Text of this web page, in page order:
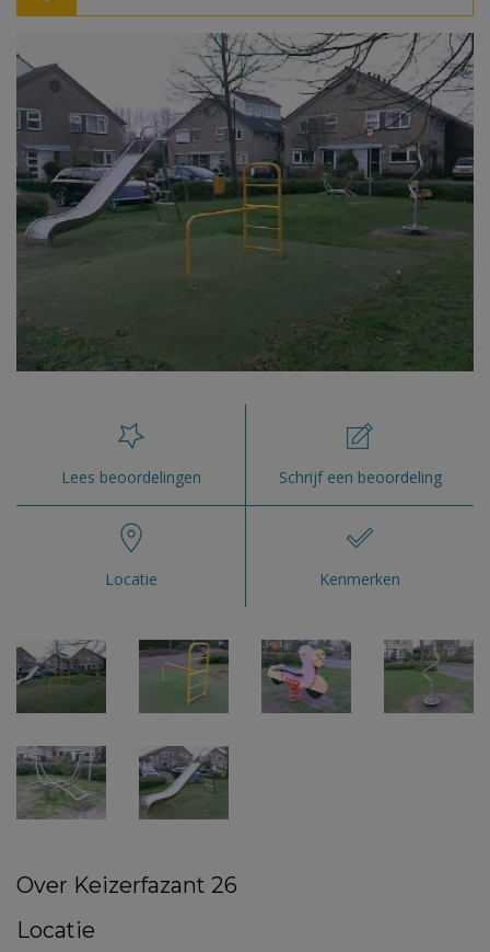
Lees beoordelingen Schrijf een beoordeling
Locatie Kenmerken
Over Keizerfazant 26
Locatie